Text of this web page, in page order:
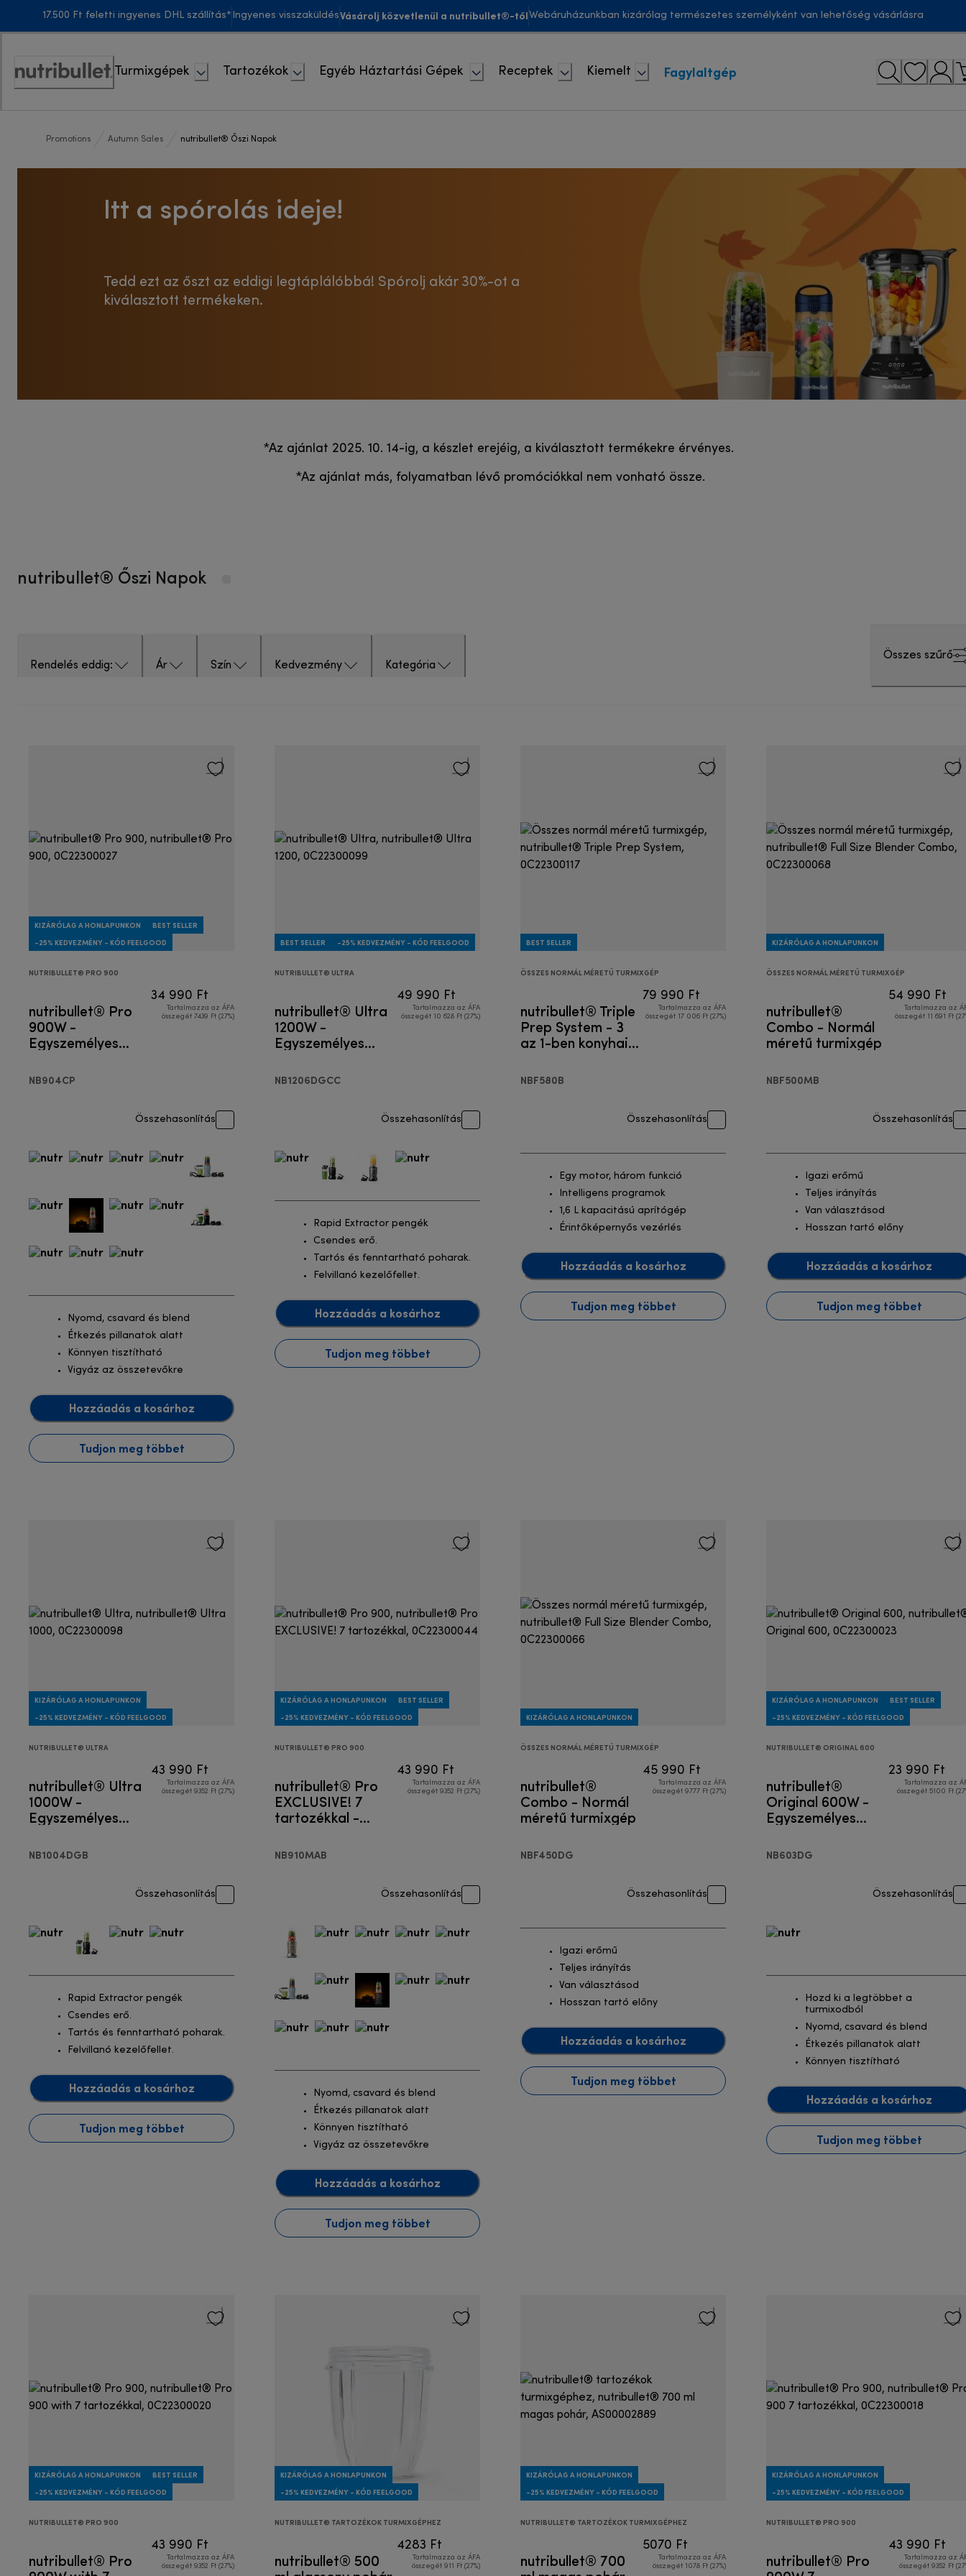
17.500 Ft feletti ingyenes DHL szállítás* Ingyenes visszaküldésVásárolj közvetlenül a nutribullet®-tőlWebáruházunkban kizárólag természetes személyként van lehetőség vásárlásra
Accessibility
Turmixgépek Tartozékok Egyéb Háztartási Gépek Receptek Kiemelt Fagylaltgép
Promotions Autumn Sales nutribullet® Őszi Napok
Itt a spórolás ideje!
Tedd ezt az őszt az eddigi legtáplálóbbá! Spórolj akár 30%-ot a
kiválasztott termékeken.
*Az ajánlat 2025. 10. 14-ig, a készlet erejéig, a kiválasztott termékekre érvényes.
*Az ajánlat más, folyamatban lévő promóciókkal nem vonható össze.
nutribullet® Őszi Napok
Rendelés eddig: Ár Szín Kedvezmény Kategória
Összes szűrő
KIZÁRÓLAG A HONLAPUNKON
BEST SELLER
-25% KEDVEZMÉNY - KÓD FEELGOOD
NUTRIBULLET® PRO 900
nutribullet® Pro
900W -
Egyszemélyes
NB904CP
34 990 Ft
Tartalmazza az ÁFA
összegét 7439 Ft (27%)
Összehasonlítás
Nyomd, csavard és blend
Étkezés pillanatok alatt
Könnyen tisztítható
Vigyáz az összetevőkre
Hozzáadás a kosárhoz
Tudjon meg többet
BEST SELLER -25% KEDVEZMÉNY - KÓD FEELGOOD
NUTRIBULLET® ULTRA
nutribullet® Ultra
1200W -
Egyszemélyes
NB1206DGCC
49 990 Ft
Tartalmazza az ÁFA
összegét 10 628 Ft (27%)
Összehasonlítás
Rapid Extractor pengék
Csendes erő.
Tartós és fenntartható poharak.
Felvillanó kezelőfellet.
Hozzáadás a kosárhoz
Tudjon meg többet
BEST SELLER
ÖSSZES NORMÁL MÉRETŰ TURMIXGÉP
nutribullet® Triple
Prep System - 3
az 1-ben konyhai
NBF580B
79 990 Ft
Tartalmazza az ÁFA
összegét 17 006 Ft (27%)
Összehasonlítás
Egy motor, három funkció
Intelligens programok
1,6 L kapacitású aprítógép
Érintőképernyős vezérlés
Hozzáadás a kosárhoz
Tudjon meg többet
KIZÁRÓLAG A HONLAPUNKON
ÖSSZES NORMÁL MÉRETŰ TURMIXGÉP
nutribullet®
Combo - Normál
méretű turmixgép
NBF500MB
54 990 Ft
Tartalmazza az
összegét 11 691 Ft
Összehasonlítás
Igazi erőmű
Teljes irányítás
Van választásod
Hosszan tartó előny
Hozzáadás a kosárhoz
Tudjon meg többet
KIZÁRÓLAG A HONLAPUNKON
-25% KEDVEZMÉNY - KÓD FEELGOOD
NUTRIBULLET® ULTRA
nutribullet® Ultra
1000W -
Egyszemélyes
NB1004DGB
43 990 Ft
Tartalmazza az ÁFA
összegét 9352 Ft (27%)
Összehasonlítás
Rapid Extractor pengék
Csendes erő.
Tartós és fenntartható poharak.
Felvillanó kezelőfellet.
Hozzáadás a kosárhoz
Tudjon meg többet
KIZÁRÓLAG A HONLAPUNKON
BEST SELLER
-25% KEDVEZMÉNY - KÓD FEELGOOD
NUTRIBULLET® PRO 900
nutribullet® Pro
EXCLUSIVE! 7
tartozékkal -
turmixgép
NB910MAB
43 990 Ft
Tartalmazza az ÁFA
összegét 9352 Ft (27%)
Összehasonlítás
Nyomd, csavard és blend
Étkezés pillanatok alatt
Könnyen tisztítható
Vigyáz az összetevőkre
Hozzáadás a kosárhoz
Tudjon meg többet
KIZÁRÓLAG A HONLAPUNKON
ÖSSZES NORMÁL MÉRETŰ TURMIXGÉP
nutribullet®
Combo - Normál
méretű turmixgép
NBF450DG
45 990 Ft
Tartalmazza az ÁFA
összegét 9777 Ft (27%)
Összehasonlítás
Igazi erőmű
Teljes irányítás
Van választásod
Hosszan tartó előny
Hozzáadás a kosárhoz
Tudjon meg többet
KIZÁRÓLAG A HONLAPUNKON
BEST SELLER
-25% KEDVEZMÉNY - KÓD FEELGOOD
NUTRIBULLET® ORIGINAL 600
nutribullet®
Original 600W -
Egyszemélyes
NB603DG
23 990 Ft
Tartalmazza az
összegét 5100 Ft
Összehasonlítás
Hozd ki a legtöbbet a
turmixodból
Nyomd, csavard és blend
Étkezés pillanatok alatt
Könnyen tisztítható
Hozzáadás a kosárhoz
Tudjon meg többet
KIZÁRÓLAG A HONLAPUNKON
BEST SELLER
-25% KEDVEZMÉNY - KÓD FEELGOOD
NUTRIBULLET® PRO 900
nutribullet® Pro
43 990 Ft
Tartalmazza az ÁFA
összegét 9352 Ft (27%)
KIZÁRÓLAG A HONLAPUNKON
-25% KEDVEZMÉNY - KÓD FEELGOOD
NUTRIBULLET® TARTOZÉKOK TURMIXGÉPHEZ
nutribullet® 500
4283 Ft
Tartalmazza az ÁFA
összegét 911 Ft (27%)
KIZÁRÓLAG A HONLAPUNKON
-25% KEDVEZMÉNY - KÓD FEELGOOD
NUTRIBULLET® TARTOZÉKOK TURMIXGÉPHEZ
nutribullet® 700
5070 Ft
Tartalmazza az ÁFA
összegét 1078 Ft (27%)
KIZÁRÓLAG A HONLAPUNKON
-25% KEDVEZMÉNY - KÓD FEELGOOD
NUTRIBULLET® PRO 900
nutribullet® Pro
43 990 Ft
Tartalmazza az
összegét 9352 Ft